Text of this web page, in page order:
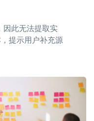
此无法提取实
提示用户补充源